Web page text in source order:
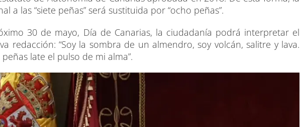
a las “siete peñas” será sustituida por “ocho peñas”.
30 de mayo, Día de Canarias, la ciudadanía podrá interpretar el
redacción: “Soy la sombra de un almendro, soy volcán, salitre y lava.
late el pulso de mi alma”.